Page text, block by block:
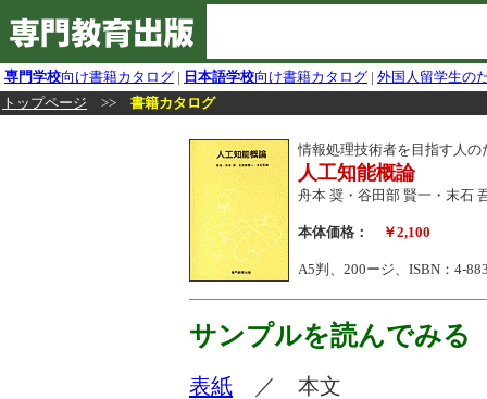
専門学校向け書籍カタログ | 日本語学校向け書籍カタログ | 外国人留学生の
トップページ >> 書籍カタログ
情報処理技術者を目指す人
人工知能概論
舟本 奨・谷田部 賢一・末石
本体価格： ￥2,100
A5判、200ージ、ISBN：4-
サンプルを読んでみる
表紙 ／ 本文